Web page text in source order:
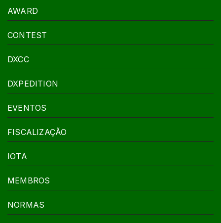
AWARD
CONTEST
DXCC
DXPEDITION
EVENTOS
FISCALIZAÇÃO
IOTA
MEMBROS
NORMAS